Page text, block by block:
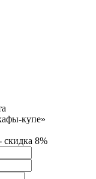
купе»
скидка 8%